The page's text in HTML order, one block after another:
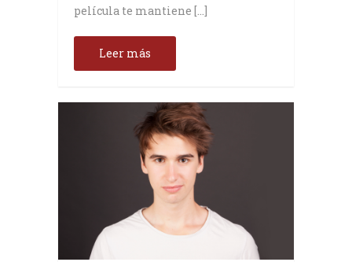
película te mantiene […]
Leer más